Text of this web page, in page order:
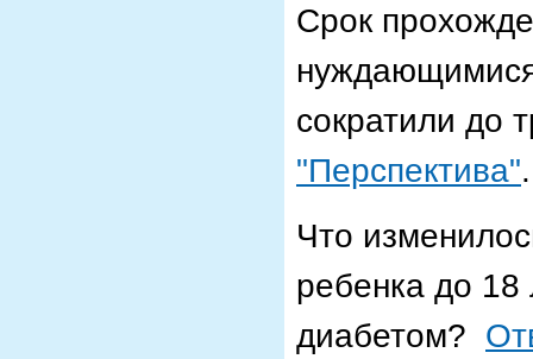
Срок
сократили до
"Перспектива".
Что
ребенка до
диабетом?